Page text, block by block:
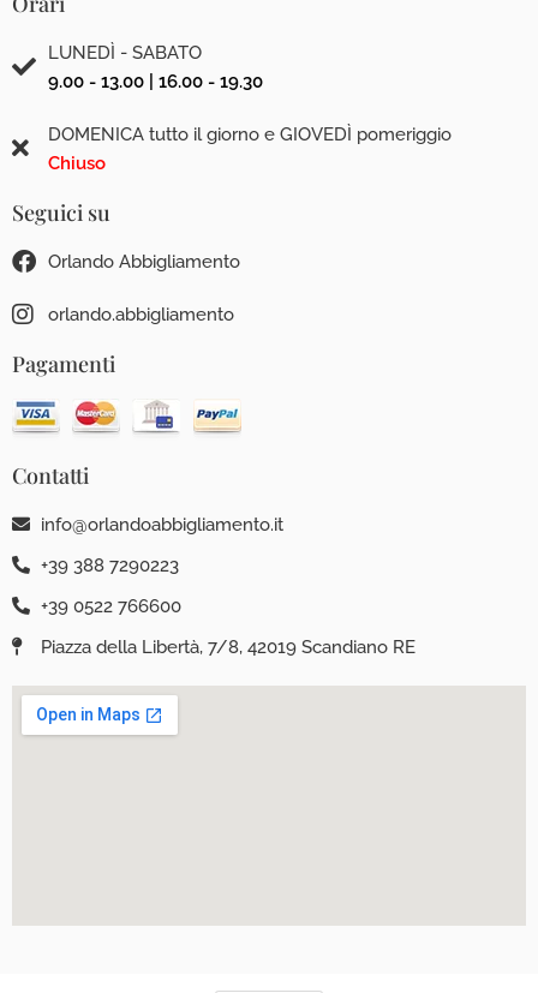
LUNEDÌ - SABATO
9.00 - 13.00 | 16.00 - 19.30
DOMENICA tutto il giorno e GIOVEDÌ pomeriggio
Chiuso
Seguici su
Orlando Abbigliamento
orlando.abbigliamento
Pagamenti
Contatti
info@orlandoabbigliamento.it
+39 388 7290223
+39 0522 766600
Piazza della Libertà, 7/8, 42019 Scandiano RE